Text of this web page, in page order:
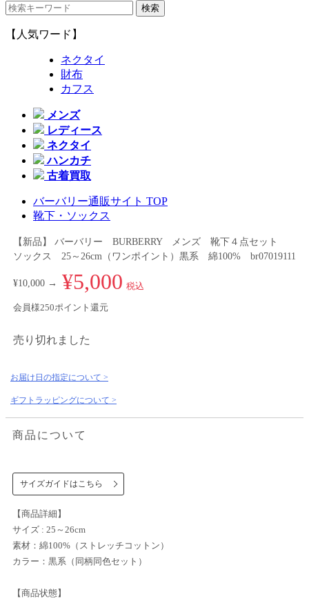
【人気ワード】
ネクタイ
財布
カフス
メンズ
レディース
ネクタイ
ハンカチ
古着買取
バーバリー通販サイト TOP
靴下・ソックス
【新品】 バーバリー BURBERRY メンズ 靴下４点セット
ソックス 25～26cm（ワンポイント）黒系 綿100% br07019111
¥10,000 → ¥5,000 税込
会員様250ポイント還元
売り切れました
お届け日の指定について >
ギフトラッピングについて >
商品について
サイズガイドはこちら
【商品詳細】
サイズ : 25～26cm
素材：綿100%（ストレッチコットン）
カラー：黒系（同柄同色セット）
【商品状態】